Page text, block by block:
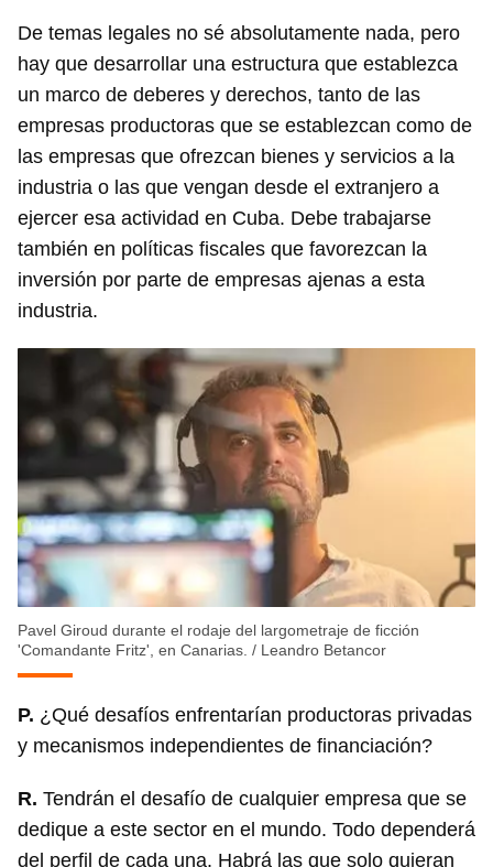
De temas legales no sé absolutamente nada, pero
hay que desarrollar una estructura que establezca
un marco de deberes y derechos, tanto de las
empresas productoras que se establezcan como de
las empresas que ofrezcan bienes y servicios a la
industria o las que vengan desde el extranjero a
ejercer esa actividad en Cuba. Debe trabajarse
también en políticas fiscales que favorezcan la
inversión por parte de empresas ajenas a esta
industria.
Pavel Giroud durante el rodaje del largometraje de ficción
'Comandante Fritz', en Canarias. / Leandro Betancor
P. ¿Qué desafíos enfrentarían productoras privadas
y mecanismos independientes de financiación?
R. Tendrán el desafío de cualquier empresa que se
dedique a este sector en el mundo. Todo dependerá
del perfil de cada una. Habrá las que solo quieran